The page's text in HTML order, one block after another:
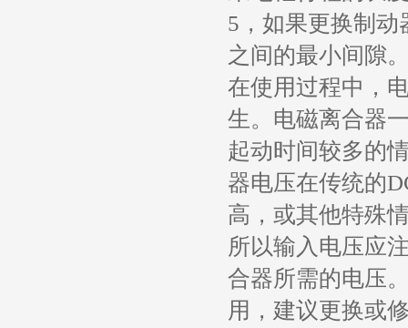
5，如果更换制
之间的最小间隙
在使用过程中，
生。电磁离合器
起动时间较多的
器电压在传统的
高，或其他特殊
所以输入电压应
合器所需的电压
用，建议更换或